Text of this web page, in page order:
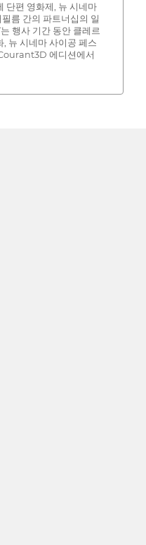
편 영화제, 뉴 시네마
름 간의 파트너십의 일
행사 기간 동안 클레르
, 뉴 시네마 사이공 페스
에디션에서